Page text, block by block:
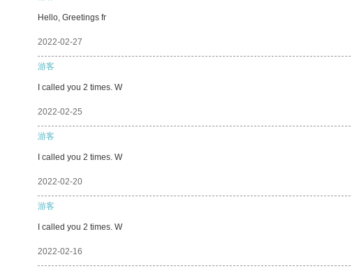
Hello, Greetings fr
2022-02-27
游客
I called you 2 times. W
2022-02-25
游客
I called you 2 times. W
2022-02-20
游客
I called you 2 times. W
2022-02-16